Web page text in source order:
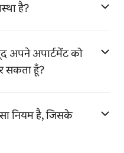
है?
अपने अपार्टमेंट को
सकता हूँ?
नियम है, जिसके